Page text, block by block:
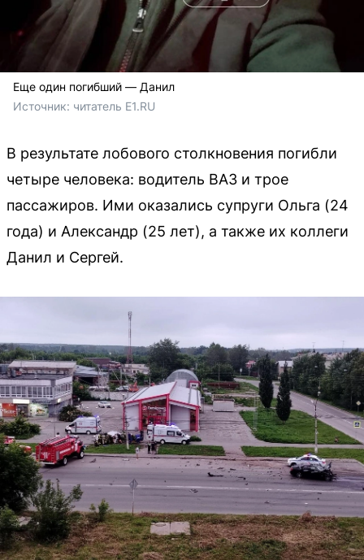
Еще один погибший — Данил
Источник: читатель Е1.RU
В результате лобового столкновения погибли
четыре человека: водитель ВАЗ и трое
пассажиров. Ими оказались супруги Ольга (24
года) и Александр (25 лет), а также их коллеги
Данил и Сергей.